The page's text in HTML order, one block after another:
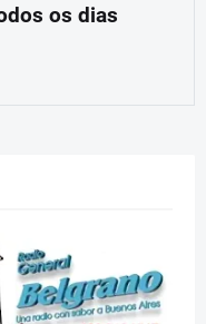
os dias